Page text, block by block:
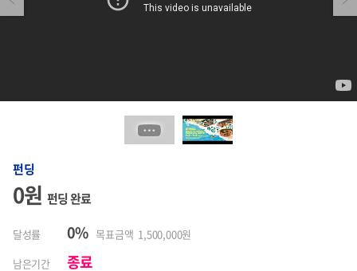
펀딩
0원 펀딩 완료
달성률 0% 목표금액 1,500,000원
남은기간
종료